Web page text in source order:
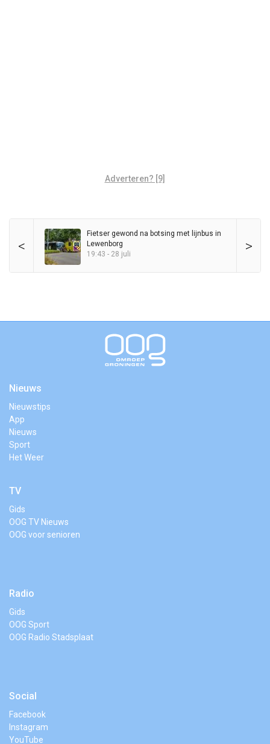
Adverteren? [9]
< >
Fietser gewond na botsing met lijnbus in
Lewenborg
19:43 - 28 juli
Nieuws
Nieuwstips
App
Nieuws
Sport
Het Weer
TV
Gids
OOG TV Nieuws
OOG voor senioren
Radio
Gids
OOG Sport
OOG Radio Stadsplaat
Social
Facebook
Instagram
YouTube